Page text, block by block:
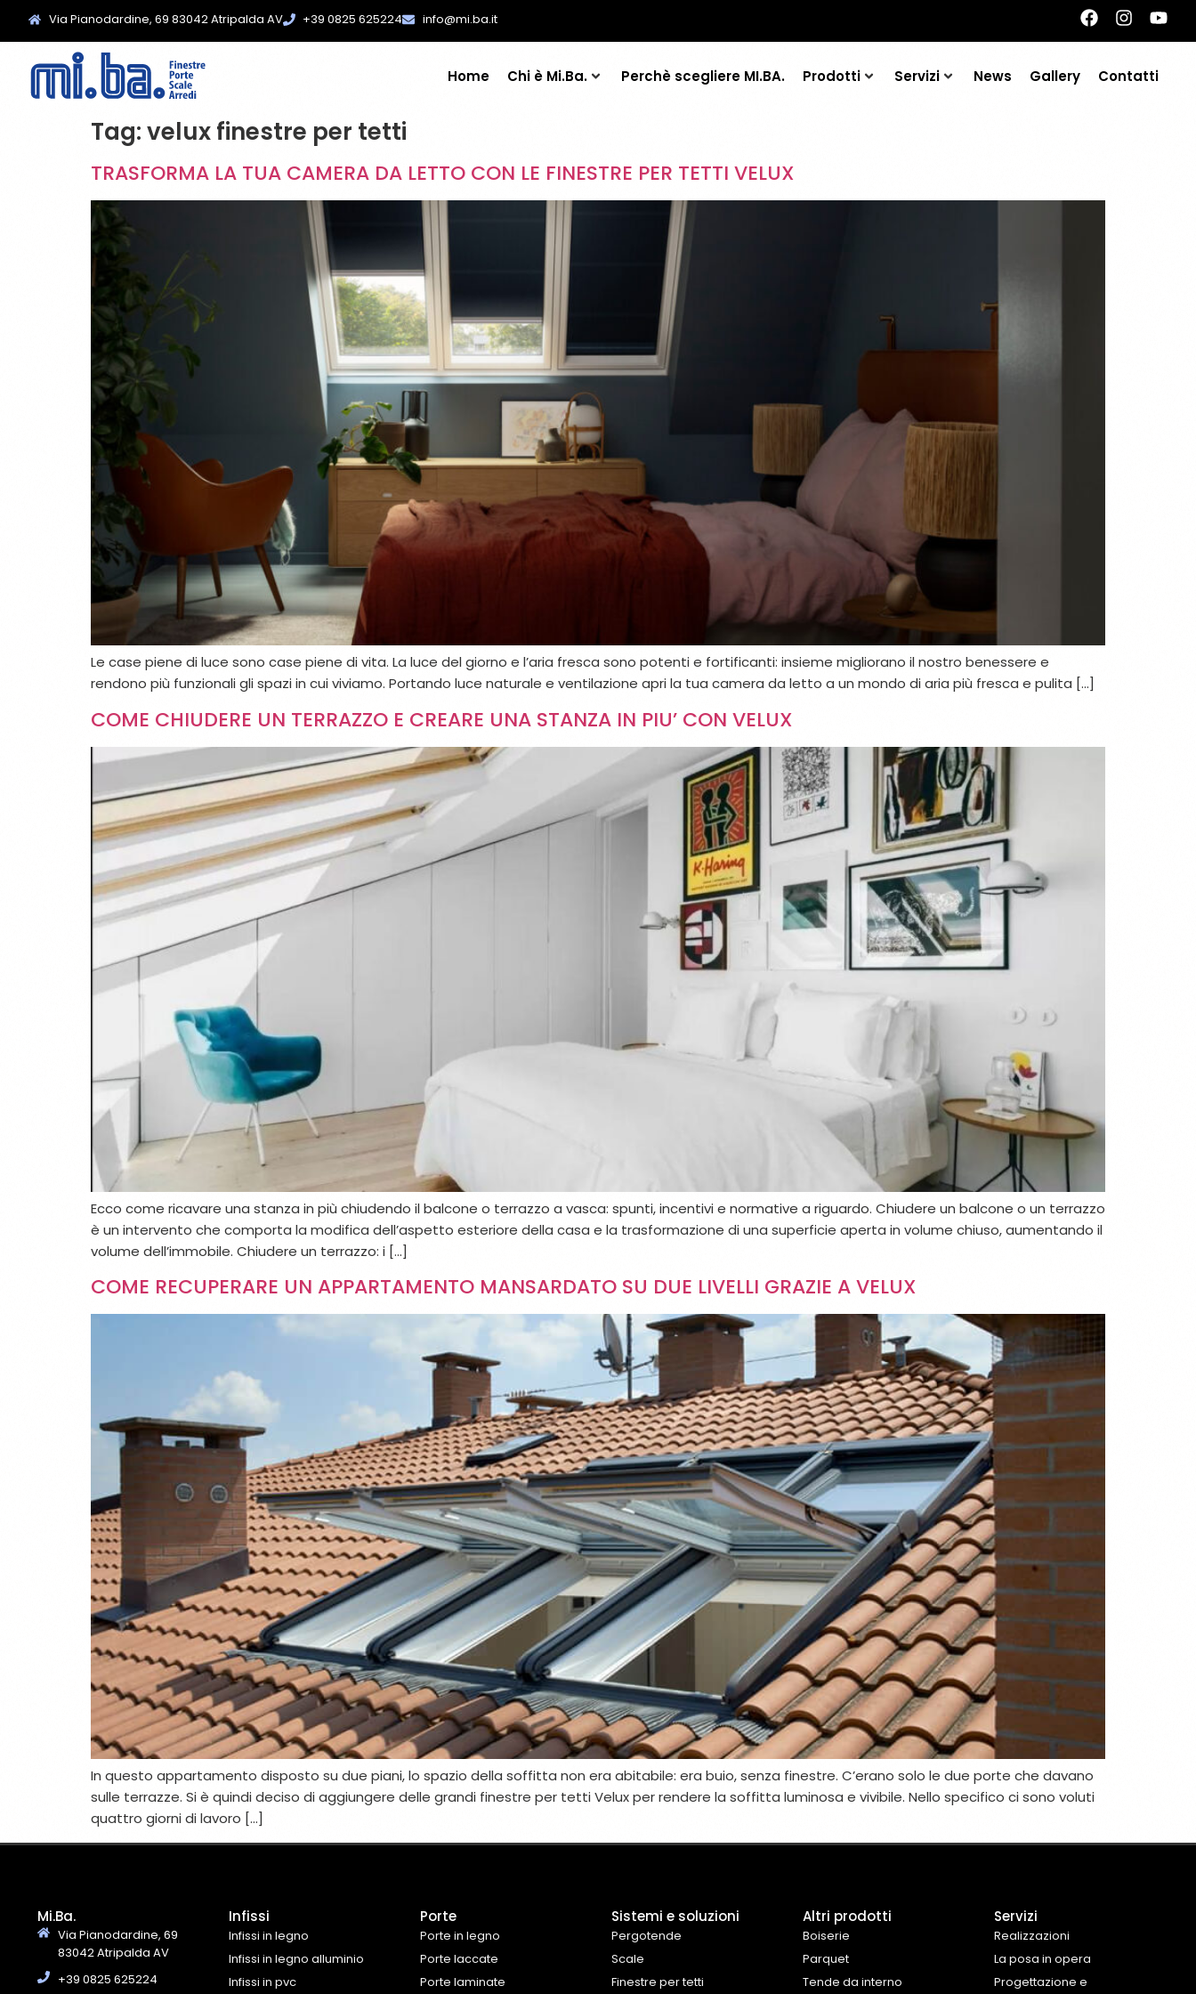
Via Pianodardine, 69 83042 Atripalda AV +39 0825 625224 info@mi.ba.it
Home Chi è Mi.Ba. Perchè scegliere MI.BA. Prodotti Servizi News Gallery Contatti
Tag:velux finestre per tetti
TRASFORMA LA TUA CAMERA DA LETTO CON LE FINESTRE PER TETTI VELUX
Le case piene di luce sono case piene di vita. La luce del giorno e l’aria fresca sono potenti e fortificanti: insieme migliorano il nostro benessere e
rendono più funzionali gli spazi in cui viviamo. Portando luce naturale e ventilazione apri la tua camera da letto a un mondo di aria più fresca e pulita […]
COME CHIUDERE UN TERRAZZO E CREARE UNA STANZA IN PIU’ CON VELUX
Ecco come ricavare una stanza in più chiudendo il balcone o terrazzo a vasca: spunti, incentivi e normative a riguardo. Chiudere un balcone o un terrazzo
è un intervento che comporta la modifica dell’aspetto esteriore della casa e la trasformazione di una superficie aperta in volume chiuso, aumentando il
volume dell’immobile. Chiudere un terrazzo: i […]
COME RECUPERARE UN APPARTAMENTO MANSARDATO SU DUE LIVELLI GRAZIE A VELUX
In questo appartamento disposto su due piani, lo spazio della soffitta non era abitabile: era buio, senza finestre. C’erano solo le due porte che davano
sulle terrazze. Si è quindi deciso di aggiungere delle grandi finestre per tetti Velux per rendere la soffitta luminosa e vivibile. Nello specifico ci sono voluti
quattro giorni di lavoro […]
Mi.Ba.
Via Pianodardine, 69
83042 Atripalda AV
+39 0825 625224
Infissi
Infissi in legno
Infissi in legno alluminio
Infissi in pvc
Porte
Porte in legno
Porte laccate
Porte laminate
Sistemi e soluzioni
Pergotende
Scale
Finestre per tetti
Altri prodotti
Boiserie
Parquet
Tende da interno
Servizi
Realizzazioni
La posa in opera
Progettazione e